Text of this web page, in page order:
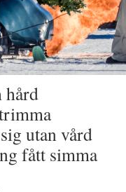
hård
utan vård
fått simma